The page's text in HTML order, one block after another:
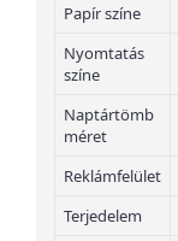
Papír színe
Nyomtatás
színe
Naptártömb
méret
Reklámfelület
Terjedelem